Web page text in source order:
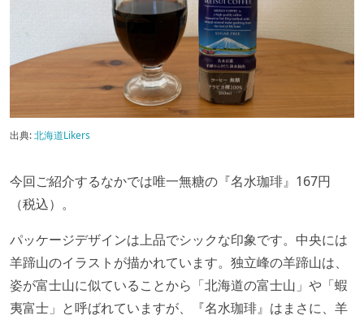
出典:北海道Likers
今回ご紹介するなかでは唯一無糖の『名水珈琲』167円
（税込）。
パッケージデザインは上品でシックな印象です。中央には
羊蹄山のイラストが描かれています。独立峰の羊蹄山は、
姿が富士山に似ていることから「北海道の富士山」や「蝦
夷富士」と呼ばれていますが、『名水珈琲』はまさに、羊